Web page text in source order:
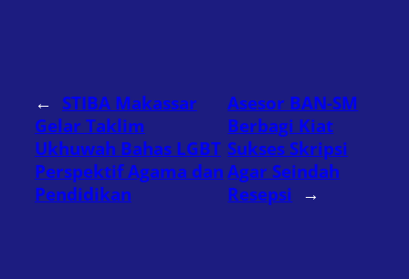
← STIBA Makassar
Gelar Taklim
Ukhuwah Bahas LGBT
Perspektif Agama dan
Pendidikan
Asesor BAN-SM
Berbagi Kiat
Sukses Skripsi
Agar Seindah
Resepsi →